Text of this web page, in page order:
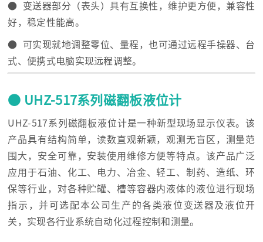
● 变送器部分（表头）具有互换性，维护更方便，兼容性
好，稳定性能高。
● 可实现就地调整零位、量程，也可通过远程手操器、台
式、便携式电脑实现远程调整。
● UHZ-517系列磁翻板液位计
UHZ-517系列磁翻板液位计是一种新型现场显示仪表。该
产品具有结构简单，读数直观新颖，观测无盲区，测量范
围大，安全可靠，安装使用维修方便等特点。该产品广泛
应用于石油、化工、电力、冶金、轻工、制药、造纸、环
保等行业，对各种贮罐、槽等容器内液体的液位进行现场
指示，并可选配本公司生产的各类液位变送器及液位开
关，实现各行业系统自动化过程控制和测量。